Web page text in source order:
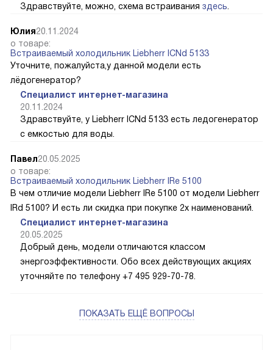
Здравствуйте, можно, схема встраивания здесь
Юлия20.11.2024
о товаре:
Встраиваемый холодильник Liebherr ICNd 5133
Уточните, пожалуйста,у данной модели есть
лёдогенератор?
Специалист интернет-магазина
20.11.2024
Здравствуйте, у Liebherr ICNd 5133 есть ледогенератор
с емкостью для воды.
Павел20.05.2025
о товаре:
Встраиваемый холодильник Liebherr IRe 5100
В чем отличие модели Liebherr IRe 5100 от модели Liebherr
IRd 5100? И есть ли скидка при покупке 2х наименований.
Специалист интернет-магазина
20.05.2025
Добрый день, модели отличаются классом
энергоэффективности. Обо всех действующих акциях
уточняйте по телефону +7 495 929-70-78.
ПОКАЗАТЬ ЕЩЁ ВОПРОСЫ